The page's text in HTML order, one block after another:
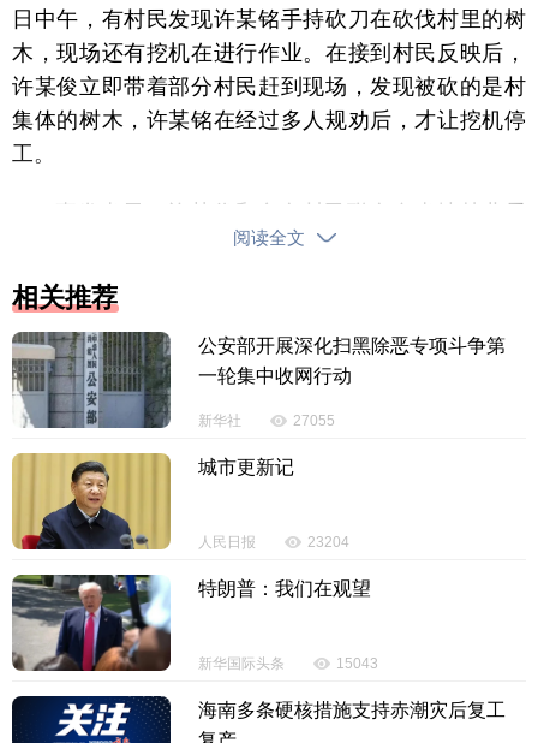
日中午，有村民发现许某铭手持砍刀在砍伐村里的树
木，现场还有挖机在进行作业。在接到村民反映后，
许某俊立即带着部分村民赶到现场，发现被砍的是村
集体的树木，许某铭在经过多人规劝后，才让挖机停
工。
事发当天，许某俊和多名村民联名向当地林业局
等部门举报，次日就有林业站的工作人员赶赴现场勘
验。
许某俊告诉记者：“被举报的退休老教师许某铭，
属于外出人员，2015年退休后才回到我们村居住。”
本以为事情到此就会告一段落，可没想到的是，
在此之后的几天时间里，又有村民发现许某铭和其他
人又在砍树，而且这次还砍得更多。经村民粗略统
计，被伐林木分布在四个地块，共计159株，砍伐林木
事发现场：多种树木被砍断 场面触目惊心
文昌市潭牛镇二公堆村委会老太村民小组，距离涉事
阅读全文
相关推荐
公安部开展深化扫黑除恶专项斗争第
一轮集中收网行动
新华社 27055
城市更新记
人民日报 23204
特朗普：我们在观望
新华国际头条 15043
海南多条硬核措施支持赤潮灾后复工